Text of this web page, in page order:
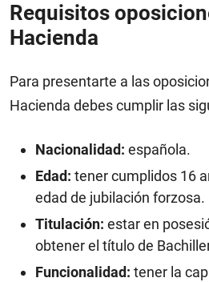
Requisitos
Hacienda
Para presentarte a las
Hacienda debes cumplir las
Nacionalidad: española.
Edad: tener cumplidos 16
edad de jubilación forzosa.
Titulación: estar en
obtener el título de
Funcionalidad: tener la